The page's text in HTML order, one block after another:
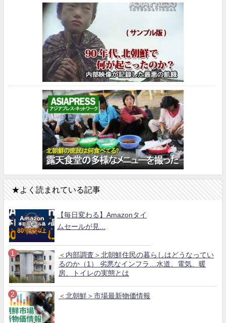
★よく読まれている記事
【毎日変わる】Amazonタイ
ムセールが見...
＜内部調査＞北朝鮮住民の暮らしはどうなってい
るのか（1） 劣悪なインフラ…水道、電気、暖
房、トイレの実態とは
＜北朝鮮＞市場最新物価情報